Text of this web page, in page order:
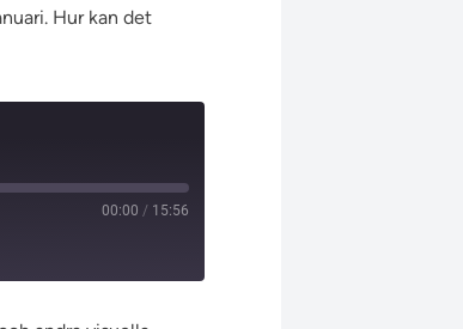
Hur kan det
00:00 / 15:56